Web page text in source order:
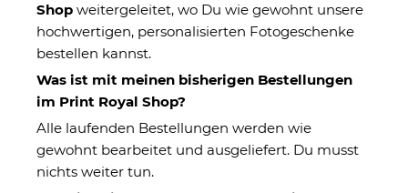
Shop weitergeleitet, wo Du wie gewohnt unsere
hochwertigen, personalisierten Fotogeschenke
bestellen kannst.
Was ist mit meinen bisherigen Bestellungen
im Print Royal Shop?
Alle laufenden Bestellungen werden wie
gewohnt bearbeitet und ausgeliefert. Du musst
nichts weiter tun.